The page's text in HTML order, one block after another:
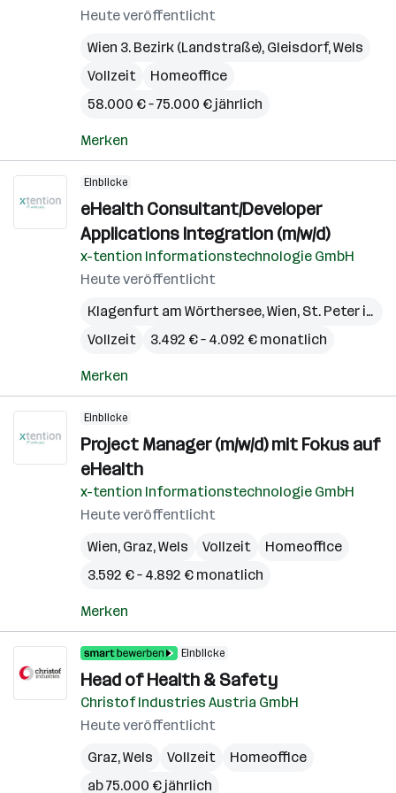
Heute veröffentlicht
Wien 3. Bezirk (Landstraße), Gleisdorf,Wels
Vollzeit
Homeoffice
58.000 € – 75.000 € jährlich
Merken
Einblicke
eHealth Consultant/Developer
Applications Integration (m/w/d)
x-tention Informationstechnologie GmbH
Heute veröffentlicht
Klagenfurt am Wörthersee,Wien, St. Peter in der Au
Vollzeit
3.492 € – 4.092 € monatlich
Merken
Einblicke
Project Manager (m/w/d) mit Fokus auf
eHealth
x-tention Informationstechnologie GmbH
Heute veröffentlicht
Wien, Graz,Wels Vollzeit
Homeoffice
3.592 € – 4.892 € monatlich
Merken
Einblicke
Head of Health & Safety
Christof Industries Austria GmbH
Heute veröffentlicht
Graz,Wels Vollzeit
Homeoffice
ab 75.000 € jährlich